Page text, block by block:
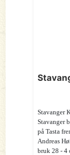
Stavanger
Stavanger
på Tasta
Andreas
bruk 28 - 4